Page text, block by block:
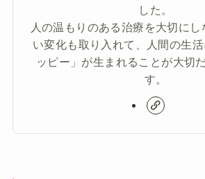
した。
人の温もりのある治療を大切にし
い変化も取り入れて、人間の生
ッピー」が生まれることが大切
す。